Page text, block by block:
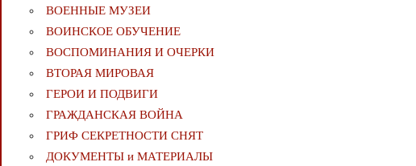
ВОЕННЫЕ МУЗЕИ
ВОИНСКОЕ ОБУЧЕНИЕ
ВОСПОМИНАНИЯ И ОЧЕРКИ
ВТОРАЯ МИРОВАЯ
ГЕРОИ И ПОДВИГИ
ГРАЖДАНСКАЯ ВОЙНА
ГРИФ СЕКРЕТНОСТИ СНЯТ
ДОКУМЕНТЫ и МАТЕРИАЛЫ